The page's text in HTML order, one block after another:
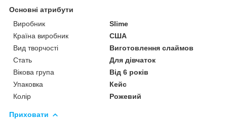
Основні атрибути
Виробник
Slime
Країна виробник
США
Вид творчості
Виготовлення слаймов
Стать
Для дівчаток
Вікова група
Від 6 років
Упаковка
Кейс
Колір
Рожевий
Приховати